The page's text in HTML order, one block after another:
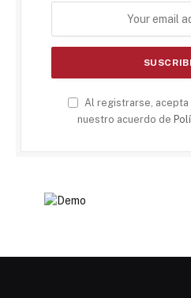
Al registrarse,
nuestro acuerdo de